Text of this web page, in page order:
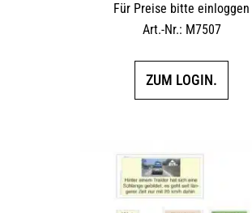
Für Preise bitte einloggen
Art.-Nr.: M7507
ZUM LOGIN.